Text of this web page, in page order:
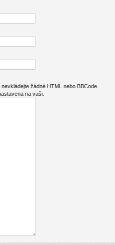
žádné HTML nebo BBCode.
na vaši.